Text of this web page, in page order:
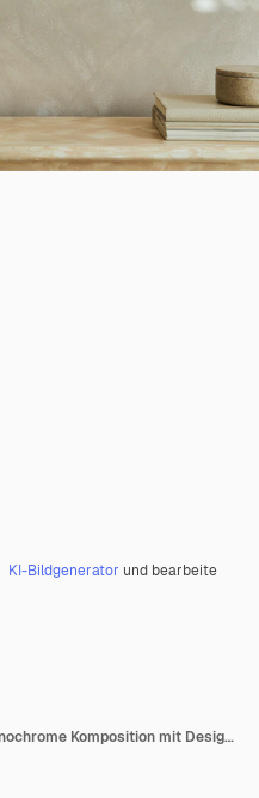
KI-Bildgenerator und bearbeite
Stilvolle minimalistische monochrome Komposition mit Designvasen und persönlichen Accessoires. Platz kopieren. Neutrale Farben. Vorlage.